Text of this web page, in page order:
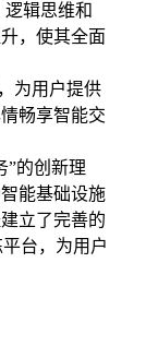
辑思维和
，使其全面
为用户提供
畅享智能交
”的创新理
能基础设施
立了完善的
台，为用户